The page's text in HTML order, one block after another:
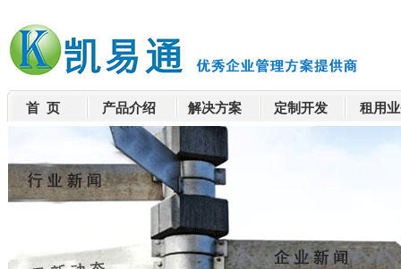
首 页 产品介绍 解决方案 定制开发 租用